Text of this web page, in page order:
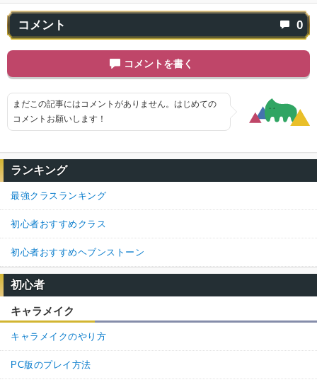
コメント 0
コメントを書く
まだこの記事にはコメントがありません。はじめての
コメントお願いします！
ランキング
最強クラスランキング
初心者おすすめクラス
初心者おすすめヘブンストーン
初心者
キャラメイク
キャラメイクのやり方
PC版のプレイ方法